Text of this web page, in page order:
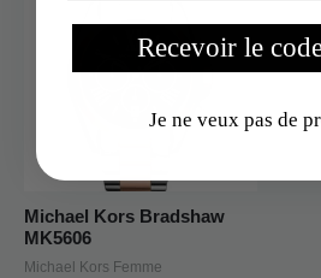
Michael Kors Bradshaw
MK5606
Michael Kors Femme
Recevoir le
Je ne veux pas de